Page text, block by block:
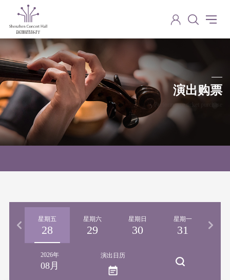
演出购票
Performance ticket purchase
星期五
28
星期六
29
星期日
30
星期一
31
2026年
08月
演出日历